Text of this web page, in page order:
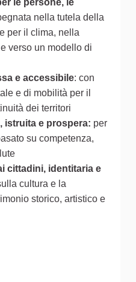
nella tutela della
per il clima, nella
verso un modello di
e accessibile: con
e di mobilità per il
dei territori
istruita e prospera: per
su competenza,
cittadini, identitaria e
cultura e la
storico, artistico e